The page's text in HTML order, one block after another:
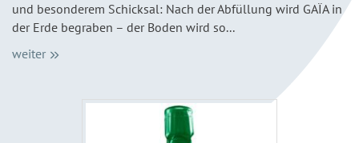
und besonderem Schicksal: Nach der Abfüllung wird GAÏA in
der Erde begraben – der Boden wird so...
weiter